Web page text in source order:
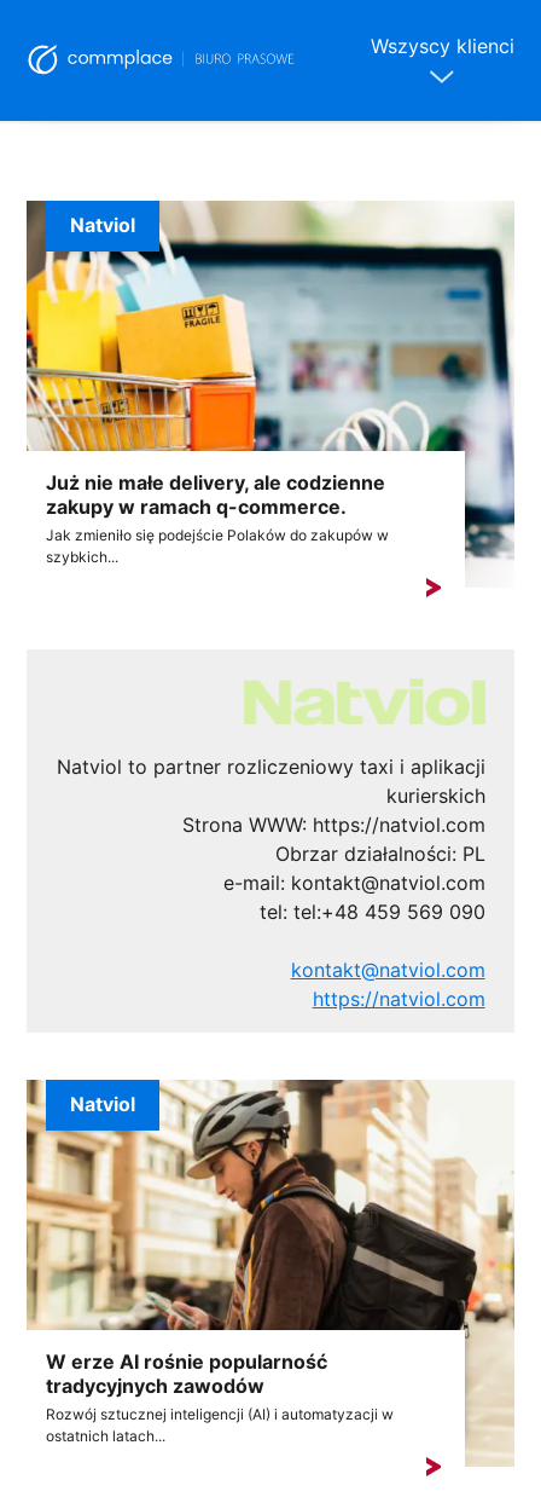
Wszyscy klienci
Już nie małe delivery, ale codzienne
zakupy w ramach q-commerce.
Jak zmieniło się podejście Polaków do zakupów w
szybkich...
Natviol
Natviol to partner rozliczeniowy taxi i aplikacji
kurierskich
Strona WWW: https://natviol.com
Obrzar działalności: PL
e-mail: kontakt@natviol.com
tel: tel:+48 459 569 090
kontakt@natviol.com
https://natviol.com
W erze AI rośnie popularność
tradycyjnych zawodów
Rozwój sztucznej inteligencji (AI) i automatyzacji w
ostatnich latach...
Natviol